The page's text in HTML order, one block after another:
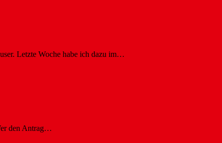
Letzte Woche habe ich dazu im…
den Antrag…